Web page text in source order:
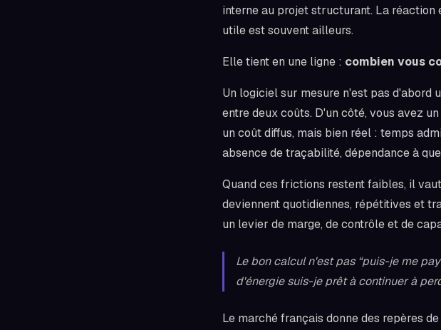
interne au projet structurant. La réaction
utile est souvent ailleurs.
Elle tient en une ligne : combien vous
Un logiciel sur mesure n'est pas d'abord
entre deux coûts. D'un côté, vous avez
un coût diffus, mais bien réel : temps
absence de traçabilité, dépendance à
Quand ces frictions restent faibles, il
deviennent quotidiennes, répétitives et
un levier de marge, de contrôle et de
Le bon calcul n'est pas “puis-je me
d'énergie suis-je prêt à continuer à
Le marché français donne des repères